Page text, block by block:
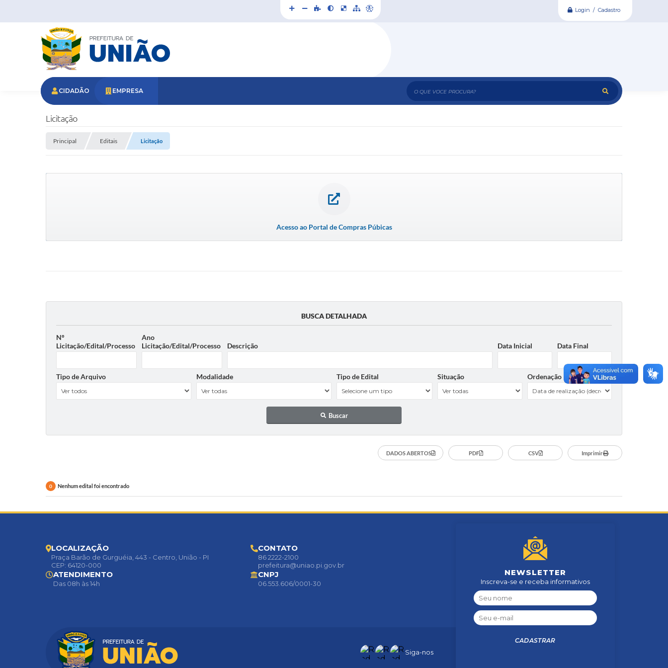
Login / Cadastro
O que voce procura?
CIDADÃO EMPRESA
Licitação
Principal Editais Licitação
Acesso ao Portal de Compras Púbicas
BUSCA DETALHADA
Nº
Licitação/Edital/Processo
Ano
Licitação/Edital/Processo
Descrição Data Inicial Data Final
Tipo de Arquivo Modalidade Tipo de Edital Situação Ordenação
Buscar
DADOS ABERTOS PDF CSV Imprimir
0 Nenhum edital foi encontrado
Siga-nos
NEWSLETTER
Inscreva-se e receba informativos
CADASTRAR
LOCALIZAÇÃO
Praça Barão de Gurguéia, 443 - Centro, União - PI
CEP: 64120-000
CONTATO
86 2222-2100
prefeitura@uniao.pi.gov.br
ATENDIMENTO
Das 08h às 14h
CNPJ
06.553.606/0001-30